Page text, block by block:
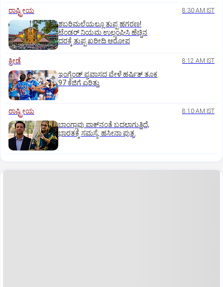
ರಾಷ್ಟ್ರೀಯ 8:30 AM IST
ಶಬರಿಮಲೆಯಲ್ಲೂ ತುಪ್ಪ ಹಗರಣ!
ಟೆಂಡರ್‌ ನಿಯಮ ಉಲ್ಲಂಘಿಸಿ ಹೆಚ್ಚಿನ
ದರಕ್ಕೆ ತುಪ್ಪ ಖರೀದಿ ಆರೋಪ
ಕ್ರೀಡೆ 8:12 AM IST
ಇಂಗ್ಲೆಂಡ್‌ ಪ್ರವಾಸದ ವೇಳೆ ಹರ್ಷಿತ್‌ ತೂಕ
97 ಕೆಜಿಗೆ ಏರಿತ್ತು
ರಾಷ್ಟ್ರೀಯ 8:10 AM IST
ಬಾಂಗ್ಲಾವು ಪಾಕ್‌ನಂತೆ ಬದಲಾಗುತ್ತಿದೆ,
ಭಾರತಕ್ಕೆ ಸಮಸ್ಯೆ: ಹಸೀನಾ ಪುತ್ರ